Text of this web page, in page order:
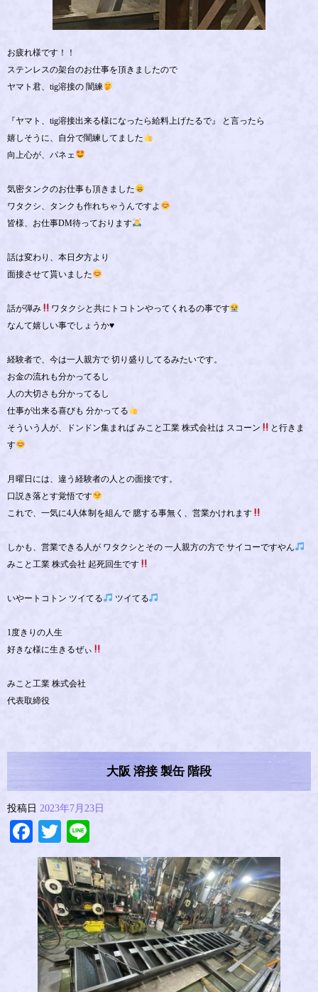
お疲れ様です！！
ステンレスの架台のお仕事を頂きましたので
ヤマト君、tig溶接の 闇練
『ヤマト、tig溶接出来る様になったら給料上げたるで』 と言ったら
嬉しそうに、自分で闇練してました
向上心が、パネェ
気密タンクのお仕事も頂きました
ワタクシ、タンクも作れちゃうんですよ
皆様、お仕事DM待っております
話は変わり、本日夕方より
面接させて貰いました
話が弾み
ワタクシと共にトコトンやってくれるの事です
なんて嬉しい事でしょうか♥️
経験者で、今は一人親方で 切り盛りしてるみたいです。
お金の流れも分かってるし
人の大切さも分かってるし
仕事が出来る喜びも 分かってる
そういう人が、ドンドン集まれば みこと工業 株式会社は スコーン
と行きま
す
月曜日には、違う経験者の人との面接です。
口説き落とす覚悟です
これで、一気に4人体制を組んで 臆する事無く、営業かけれます
しかも、営業できる人が ワタクシとその 一人親方の方で サイコーですやん
みこと工業 株式会社 起死回生です
いやートコトン ツイてる ツイてる
1度きりの人生
好きな様に生きるぜぃ
みこと工業 株式会社
代表取締役
大阪 溶接 製缶 階段
投稿日 2023年7月23日
Facebook
Twitter